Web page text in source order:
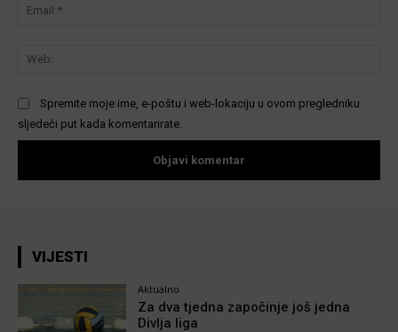
Spremite moje ime, e-poštu i web-lokaciju u ovom pregledniku
sljedeći put kada komentarirate.
VIJESTI
Aktualno
Za dva tjedna započinje još jedna
Divlja liga